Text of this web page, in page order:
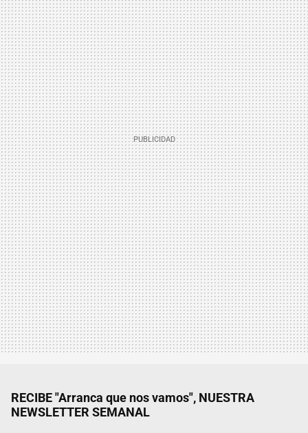
RECIBE "Arranca que nos vamos", NUESTRA
NEWSLETTER SEMANAL